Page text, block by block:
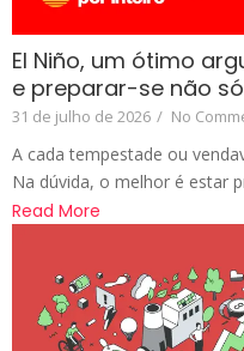
El Niño, um ótimo
e preparar-se não
31 de julho de 2026 / No
A cada tempestade ou
Na dúvida, o melhor é estar
Read More